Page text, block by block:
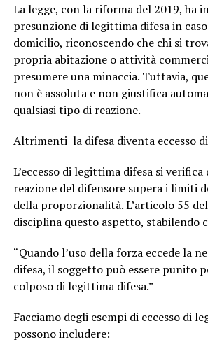
La legge, con la riforma del 2019, ha
presunzione di legittima difesa in
domicilio, riconoscendo che chi si
propria abitazione o attività
presumere una minaccia. Tuttavia,
non è assoluta e non giustifica
qualsiasi tipo di reazione.
Altrimenti la difesa diventa eccesso
L’eccesso di legittima difesa si verifica
reazione del difensore supera i limiti
della proporzionalità. L’articolo 55
disciplina questo aspetto, stabilendo
“Quando l’uso della forza eccede la
difesa, il soggetto può essere punito
colposo di legittima difesa.”
Facciamo degli esempi di eccesso di
possono includere: